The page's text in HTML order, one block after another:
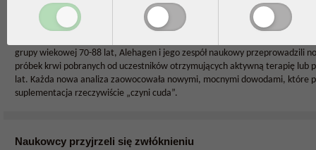
Nowe, mocne dowody
grupy wiekowej 70-88 lat, Alehagen i jego zespół naukowy przeprowadzili
próbek krwi pobranych od uczestników otrzymujących aktywną terapię lub
lat. Każda nowa analiza zaowocowała nowymi, mocnymi dowodami, które
suplementacja rzeczywiście „czyni cuda”.
Naukowcy przyjrzeli się zwłóknieniu